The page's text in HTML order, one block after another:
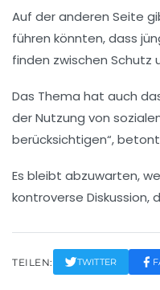
Auf der anderen Seite
führen könnten, dass
finden zwischen Schutz
Das Thema hat auch
der Nutzung von
berücksichtigen“,
Es bleibt abzuwarten,
kontroverse Diskussion,
TEILEN: TWITTER